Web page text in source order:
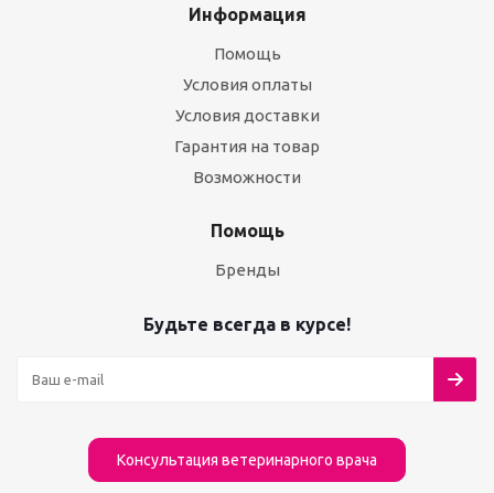
Информация
Помощь
Условия оплаты
Условия доставки
Гарантия на товар
Возможности
Помощь
Бренды
Будьте всегда в курсе!
Консультация ветеринарного врача